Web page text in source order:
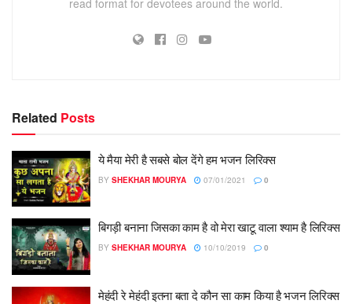
Related Posts
ये मैया मेरी है सबसे बोल देंगे हम भजन लिरिक्स
BY SHEKHAR MOURYA 07/01/2021 0
बिगड़ी बनाना जिसका काम है वो मेरा खाटू वाला श्याम है लिरिक्स
BY SHEKHAR MOURYA 10/10/2019 0
मेहंदी रे मेहंदी इतना बता दे कौन सा काम किया है भजन लिरिक्स